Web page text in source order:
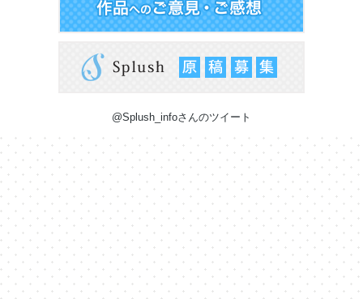
@Splush_infoさんのツイート